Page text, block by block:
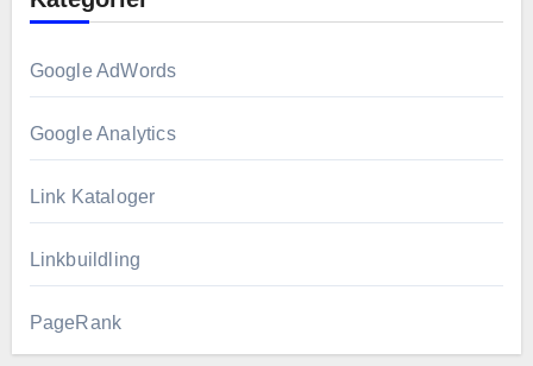
Google AdWords
Google Analytics
Link Kataloger
Linkbuildling
PageRank